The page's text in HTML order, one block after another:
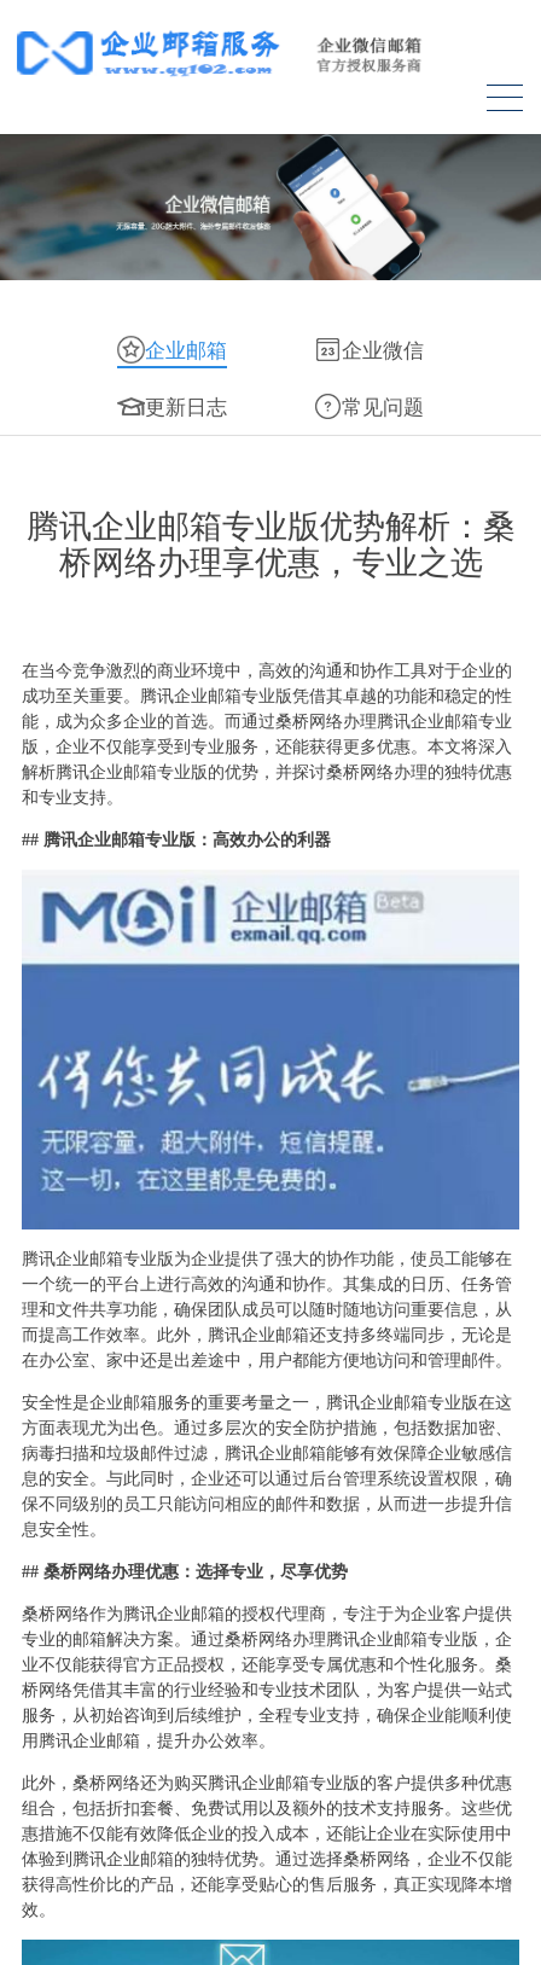
企业邮箱 企业微信
更新日志 常见问题
腾讯企业邮箱专业版优势解析：桑
桥网络办理享优惠，专业之选
在当今竞争激烈的商业环境中，高效的沟通和协作工具对于企业的
成功至关重要。腾讯企业邮箱专业版凭借其卓越的功能和稳定的性
能，成为众多企业的首选。而通过桑桥网络办理腾讯企业邮箱专业
版，企业不仅能享受到专业服务，还能获得更多优惠。本文将深入
解析腾讯企业邮箱专业版的优势，并探讨桑桥网络办理的独特优惠
和专业支持。
## 腾讯企业邮箱专业版：高效办公的利器
腾讯企业邮箱专业版为企业提供了强大的协作功能，使员工能够在
一个统一的平台上进行高效的沟通和协作。其集成的日历、任务管
理和文件共享功能，确保团队成员可以随时随地访问重要信息，从
而提高工作效率。此外，腾讯企业邮箱还支持多终端同步，无论是
在办公室、家中还是出差途中，用户都能方便地访问和管理邮件。
安全性是企业邮箱服务的重要考量之一，腾讯企业邮箱专业版在这
方面表现尤为出色。通过多层次的安全防护措施，包括数据加密、
病毒扫描和垃圾邮件过滤，腾讯企业邮箱能够有效保障企业敏感信
息的安全。与此同时，企业还可以通过后台管理系统设置权限，确
保不同级别的员工只能访问相应的邮件和数据，从而进一步提升信
息安全性。
## 桑桥网络办理优惠：选择专业，尽享优势
桑桥网络作为腾讯企业邮箱的授权代理商，专注于为企业客户提供
专业的邮箱解决方案。通过桑桥网络办理腾讯企业邮箱专业版，企
业不仅能获得官方正品授权，还能享受专属优惠和个性化服务。桑
桥网络凭借其丰富的行业经验和专业技术团队，为客户提供一站式
服务，从初始咨询到后续维护，全程专业支持，确保企业能顺利使
用腾讯企业邮箱，提升办公效率。
此外，桑桥网络还为购买腾讯企业邮箱专业版的客户提供多种优惠
组合，包括折扣套餐、免费试用以及额外的技术支持服务。这些优
惠措施不仅能有效降低企业的投入成本，还能让企业在实际使用中
体验到腾讯企业邮箱的独特优势。通过选择桑桥网络，企业不仅能
获得高性价比的产品，还能享受贴心的售后服务，真正实现降本增
效。